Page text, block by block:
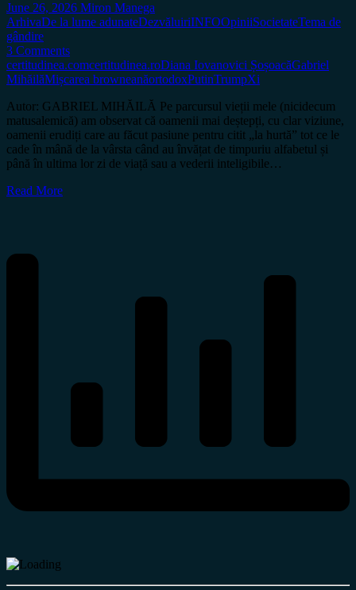
June 26, 2026 Miron Manega
ArhivaDe la lume adunateDezvăluiriINFOOpiniiSocietateTema de
gândire
3 Comments
certitudinea.comcertitudinea.roDiana Iovanovici ȘoșoacăGabriel
MihăilăMișcarea browneanăortodoxPutinTrumpXi
Autor: GABRIEL MIHĂILĂ Pe parcursul vieții mele (nicidecum
matusalemică) am observat că oamenii mai deștepți, cu clar viziune,
oamenii erudiți care au făcut pasiune pentru citit „la hurtă” tot ce le
cade în mână de la vârsta când au învățat de timpuriu alfabetul și
până în ultima lor zi de viață sau a vederii inteligibile…
Read More